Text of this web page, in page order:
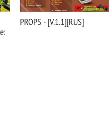
PROPS - [V.1.1][RUS]